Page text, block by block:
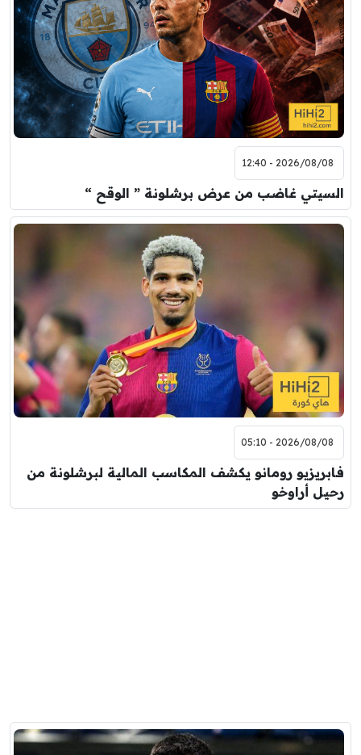
2026/08/08 - 12:40
السيتي غاضب من عرض برشلونة ” الوقح “
2026/08/08 - 05:10
فابريزيو رومانو يكشف المكاسب المالية لبرشلونة من
رحيل أراوخو